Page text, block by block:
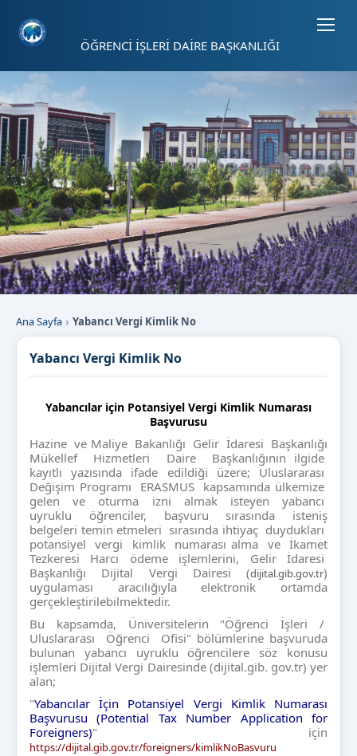
ÖĞRENCİ İŞLERİ DAİRE BAŞKANLIĞI
Ana Sayfa Yabancı Vergi Kimlik No
Yabancı Vergi Kimlik No
Yabancılar için Potansiyel Vergi Kimlik Numarası
Başvurusu
Hazine ve Maliye Bakanlığı Gelir İdaresi Başkanlığı
Mükellef Hizmetleri Daire Başkanlığının ilgide
kayıtlı yazısında ifade edildiği üzere; Uluslararası
Değişim Programı ERASMUS kapsamında ülkemize
gelen ve oturma izni almak isteyen yabancı
uyruklu öğrenciler, başvuru sırasında isteniş
belgeleri temin etmeleri sırasında ihtiyaç duydukları
potansiyel vergi kimlik numarası alma ve İkamet
Tezkeresi Harcı ödeme işlemlerini, Gelir İdaresi
Başkanlığı Dijital Vergi Dairesi (dijital.gib.gov.tr)
uygulaması aracılığıyla elektronik ortamda
gerçekleştirilebilmektedir.
Bu kapsamda, Üniversitelerin "Öğrenci İşleri /
Uluslararası Öğrenci Ofisi" bölümlerine başvuruda
bulunan yabancı uyruklu öğrencilere söz konusu
işlemleri Dijital Vergi Dairesinde (dijital.gib. gov.tr) yer
alan;
"Yabancılar İçin Potansiyel Vergi Kimlik Numarası
Başvurusu (Potential Tax Number Application for
Foreigners)" için
https://dijital.gib.gov.tr/foreigners/kimlikNoBasvuru